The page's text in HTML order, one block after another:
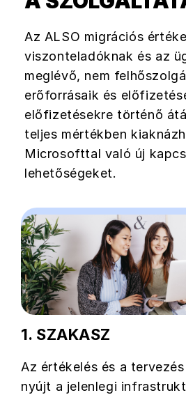
Az ALSO migrációs
viszonteladóknak és az
meglévő, nem
erőforrásaik és
előfizetésekre történő
teljes mértékben
Microsofttal való új
lehetőségeket.
1. SZAKASZ
Az értékelés és a
nyújt a jelenlegi